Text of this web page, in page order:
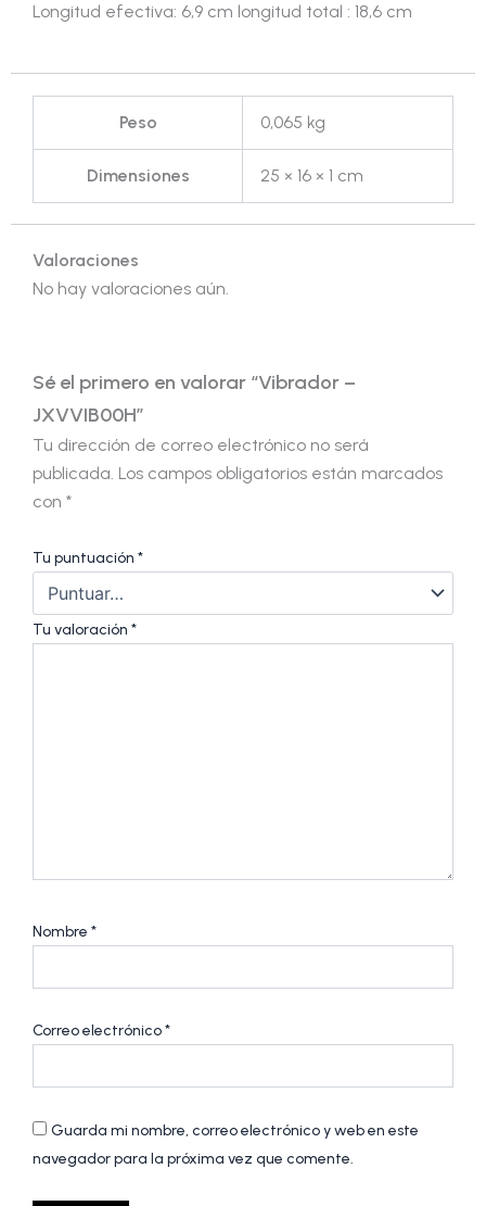
Longitud efectiva: 6,9 cm longitud total : 18,6 cm
Peso 0,065 kg
Dimensiones 25 × 16 × 1 cm
Valoraciones
No hay valoraciones aún.
Sé el primero en valorar “Vibrador –
JXVVIB00H”
Tu dirección de correo electrónico no será
publicada. Los campos obligatorios están marcados
con *
Tu puntuación *
Tu valoración *
Nombre *
Correo electrónico*
Guarda mi nombre, correo electrónico y web en este
navegador para la próxima vez que comente.